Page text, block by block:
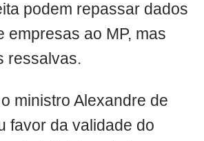
podem repassar dados
empresas ao MP, mas
ressalvas.
ministro Alexandre de
favor da validade do